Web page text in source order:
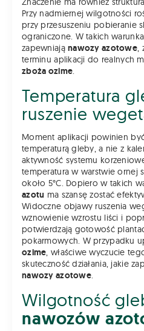
Przy nadmiernej wilgotności
przy przesuszeniu pobieranie
ograniczone. W takich
zapewniająnawozy azotowe,
terminu aplikacji do realnych
zboża ozime.
Temperatura
ruszenie
Moment aplikacji powinien
temperaturą gleby, a nie z
aktywność systemu
temperatura w warstwie ornej
około 5°C. Dopiero w takich
azotu ma szansę zostać
Widoczne objawy ruszenia
wznowienie wzrostu liści i
potwierdzają gotowość
pokarmowych. W przypadku
ozime, właściwe wyczucie
skuteczność działania, jakie
nawozy azotowe.
Wilgotność
nawozów